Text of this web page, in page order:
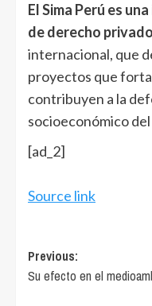
El Sima Perú es
de derecho privado
internacional, que
proyectos que
contribuyen a la
socioeconómico del
[ad_2]
Source link
Post
navigation
Previous:
Su efecto en el